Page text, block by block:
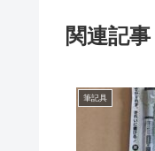
関連記事
筆記具